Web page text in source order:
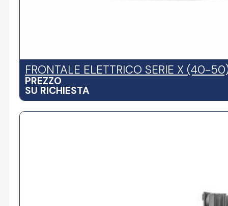
FRONTALE ELETTRICO SERIE X (40-
PREZZO
SU RICHIESTA